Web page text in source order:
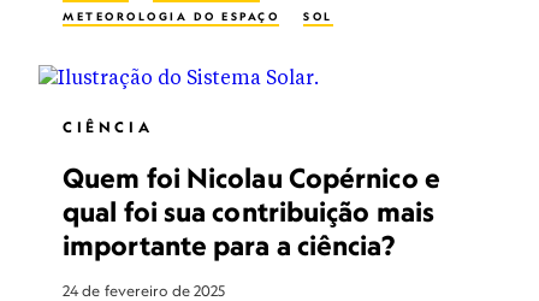
METEOROLOGIA DO ESPAÇO SOL
CIÊNCIA
Quem foi Nicolau Copérnico e
qual foi sua contribuição mais
importante para a ciência?
24 de fevereiro de 2025